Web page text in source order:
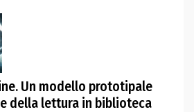
Un modello prototipale
della lettura in biblioteca